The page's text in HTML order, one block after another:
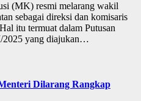
(MK) resmi melarang wakil
sebagai direksi dan komisaris
itu termuat dalam Putusan
yang diajukan…
Dilarang Rangkap